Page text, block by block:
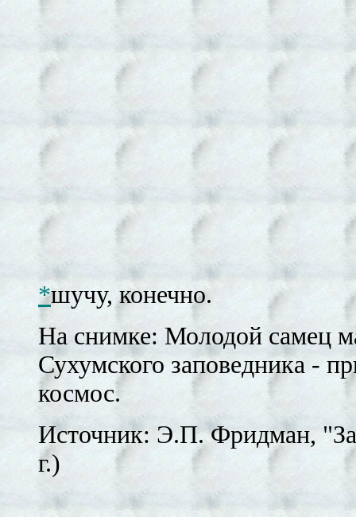
*шучу, конечно.
На снимке: Молодой самец
Сухумского заповедника -
космос.
Источник: Э.П. Фридман,
г.)